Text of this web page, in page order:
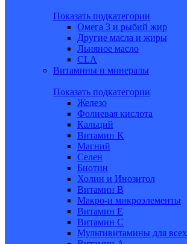
Показать подкатегории
Омега 3 и рыбий жир
Другие масла и жиры
Льняное масло
CLA
Витамины и минералы
Показать подкатегории
Железо
Фолиевая кислота
Кальций
Витамин K
Магний
Селен
Биотин
Холин и Инозитол
Витамин B
Макро-и микроэлементы
Витамин Е
Витамин С
Мультивитамины для всех